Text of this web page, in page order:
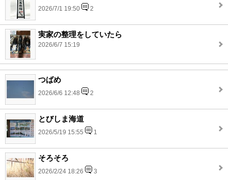
2026/7/1 19:50 2
実家の整理をしていたら
2026/6/7 15:19
つばめ
2026/6/6 12:48 2
とびしま海道
2026/5/19 15:55 1
そろそろ
2026/2/24 18:26 3